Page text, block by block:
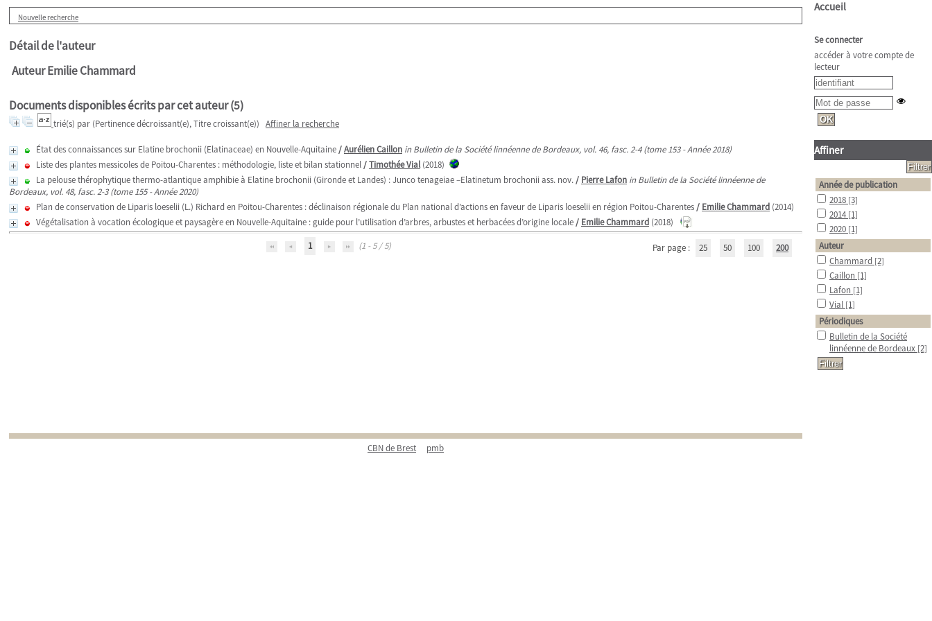
Nouvelle recherche
Détail de l'auteur
Auteur Emilie Chammard
Documents disponibles écrits par cet auteur (5)
trié(s) par (Pertinence décroissant(e), Titre croissant(e)) Affiner la recherche
État des connaissances sur Elatine brochonii (Elatinaceae) en Nouvelle-Aquitaine/Aurélien Caillon in Bulletin de la Société linnéenne de Bordeaux, vol. 46, fasc. 2-4 (tome 153 - Année 2018)
Liste des plantes messicoles de Poitou-Charentes : méthodologie, liste et bilan stationnel/Timothée Vial(2018)
La pelouse thérophytique thermo-atlantique amphibie à Elatine brochonii (Gironde et Landes) : Junco tenageiae –Elatinetum brochonii ass. nov./ Pierre Lafon in Bulletin de la Société linnéenne de
Bordeaux, vol. 48, fasc. 2-3 (tome 155 - Année 2020)
Plan de conservation de Liparis loeselii (L.) Richard en Poitou-Charentes : déclinaison régionale du Plan national d’actions en faveur de Liparis loeselii en région Poitou-Charentes/ Emilie Chammard (2014)
Végétalisation à vocation écologique et paysagère en Nouvelle-Aquitaine : guide pour l’utilisation d’arbres, arbustes et herbacées d’origine locale/ Emilie Chammard (2018)
1
(1 - 5 / 5) Par page : 25 50 100 200
CBN de Brest pmb
Accueil
Se connecter
accéder à votre compte de
lecteur
Affiner
Année de publication
2018 [3]
2014 [1]
2020 [1]
Auteur
Chammard [2]
Caillon [1]
Lafon [1]
Vial [1]
Périodiques
Bulletin de la Société
linnéenne de Bordeaux [2]